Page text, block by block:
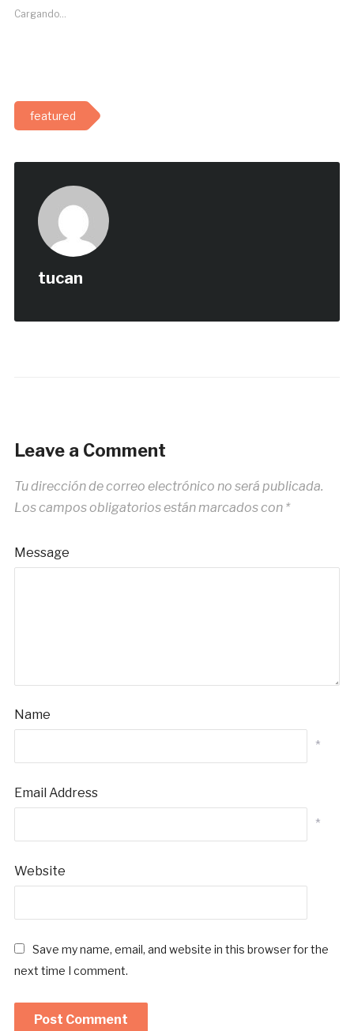
Cargando...
featured
tucan
Leave a Comment
Tu dirección de correo electrónico no será publicada.
Los campos obligatorios están marcados con *
Message
Name
*
Email Address
*
Website
Save my name, email, and website in this browser for the
next time I comment.